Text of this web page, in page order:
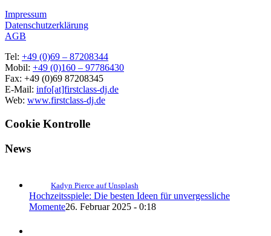
Impressum
Datenschutzerklärung
AGB
Tel: +49 (0)69 – 87208344
Mobil: +49 (0)160 – 97786430
Fax: +49 (0)69 87208345
E-Mail: info[at]firstclass-dj.de
Web: www.firstclass-dj.de
Cookie Kontrolle
News
Kadyn Pierce auf Unsplash
Hochzeitsspiele: Die besten Ideen für unvergessliche
Momente26. Februar 2025 - 0:18